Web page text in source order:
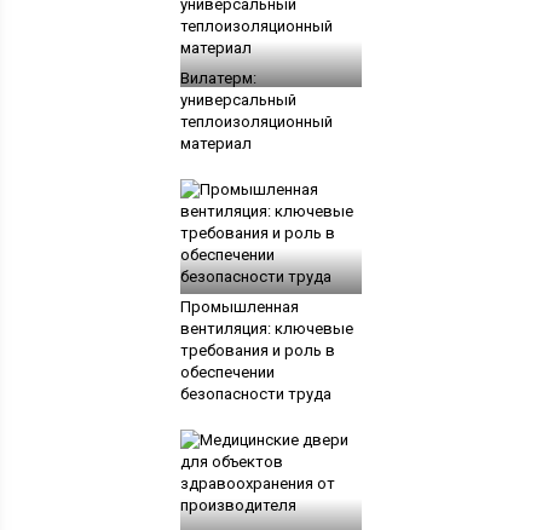
Вилатерм:
универсальный
теплоизоляционный
материал
Промышленная
вентиляция: ключевые
требования и роль в
обеспечении
безопасности труда